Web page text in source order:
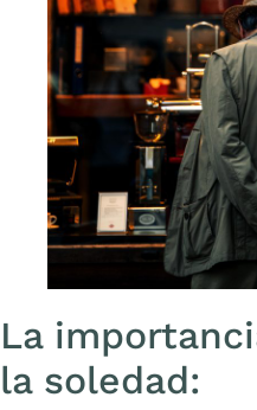
La
la soledad: